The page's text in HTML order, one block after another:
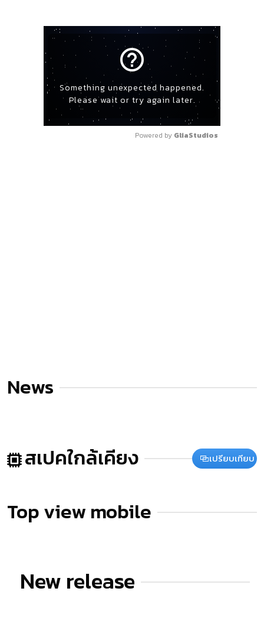
help_outline
Something unexpected happened.
Please wait or try again later.
Powered by GliaStudios
News
สเปคใกล้เคียง เปรียบเทียบ
Top view mobile
New release